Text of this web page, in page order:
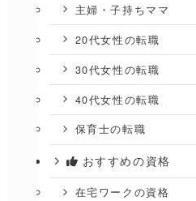
主婦・子持ちママ
20代女性の転職
30代女性の転職
40代女性の転職
保育士の転職
おすすめの資格
在宅ワークの資格